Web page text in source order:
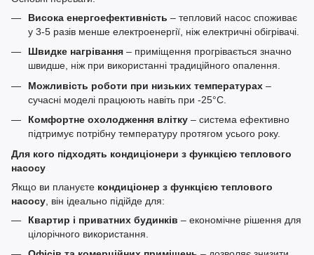
Висока енергоефективність – тепловий насос споживає
у 3-5 разів менше електроенергії, ніж електричні обігрівачі.
Швидке нагрівання – приміщення прогрівається значно
швидше, ніж при використанні традиційного опалення.
Можливість роботи при низьких температурах –
сучасні моделі працюють навіть при -25°C.
Комфортне охолодження влітку – система ефективно
підтримує потрібну температуру протягом усього року.
Для кого підходять кондиціонери з функцією теплового
насосу
Якщо ви плануєте кондиціонер з функцією теплового
насосу , він ідеально підійде для:
Квартир і приватних будинків – економічне рішення для
цілорічного використання.